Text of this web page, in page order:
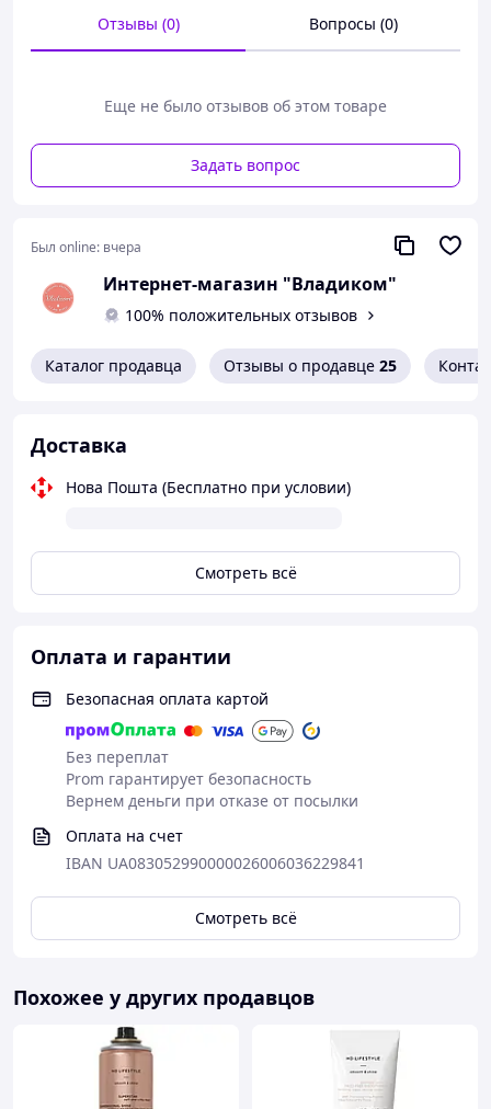
барьерную защиту, успокаивает воспаленный
эпидермис, поддерживает оптимальный кислотно-
ГИДРОЛИЗАТ КЕРАТИНА, ГИДРОЛИЗАТ КОЛАГЕНА,
восстанавливает и питает изнутри, удерживает влагу,
усиливает естественный блеск волос.
Предотвращает сечение волос и поддерживает
гидролипидный барьер кожи головы.
Использование:
ежедневного использования.
Отзывы (0) Вопросы (0)
Еще не было отзывов об этом товаре
Задать вопрос
Был online: вчера
Интернет-магазин "Владиком"
100% положительных отзывов
Каталог продавца Отзывы о продавце 25
Доставка
Нова Пошта (Бесплатно при условии)
Смотреть всё
Оплата и гарантии
Безопасная оплата картой
Без переплат
Prom гарантирует безопасность
Вернем деньги при отказе от посылки
Оплата на счет
IBAN UA083052990000026006036229841
Смотреть всё
Похожее у других продавцов